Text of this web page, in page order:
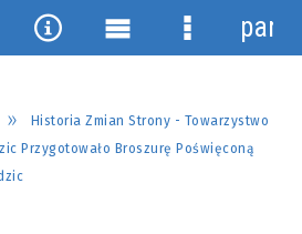
Historia Zmian Strony - Towarzystwo
Przygotowało Broszurę Poświęconą
Narzędzia
Menu Menu
panel